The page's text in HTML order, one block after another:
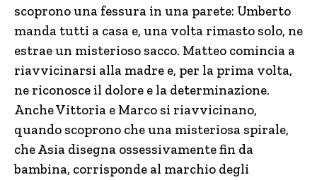
scoprono una fessura in una parete: Umberto
manda tutti a casa e, una volta rimasto solo, ne
estrae un misterioso sacco. Matteo comincia a
riavvicinarsi alla madre e, per la prima volta,
ne riconosce il dolore e la determinazione.
Anche Vittoria e Marco si riavvicinano,
quando scoprono che una misteriosa spirale,
che Asia disegna ossessivamente fin da
bambina, corrisponde al marchio degli